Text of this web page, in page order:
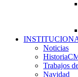
Noticias
Trabajos
Navidad